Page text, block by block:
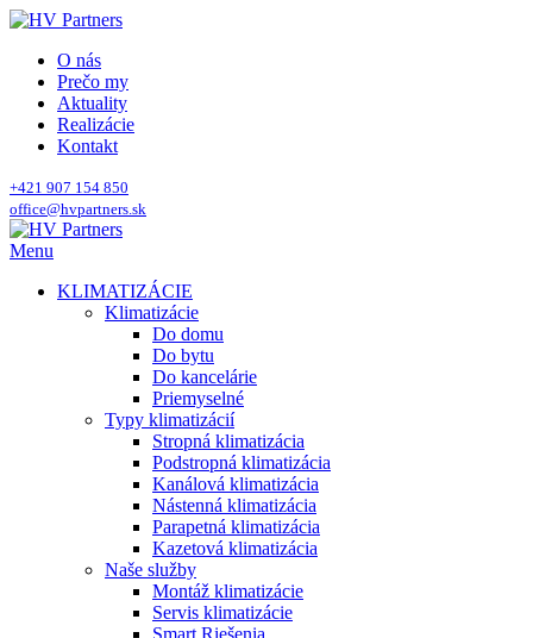
O nás
Prečo my
Aktuality
Realizácie
Kontakt
+421 907 154 850
office@hvpartners.sk
Menu
KLIMATIZÁCIE
Klimatizácie
Do domu
Do bytu
Do kancelárie
Priemyselné
Typy klimatizácií
Stropná klimatizácia
Podstropná klimatizácia
Kanálová klimatizácia
Nástenná klimatizácia
Parapetná klimatizácia
Kazetová klimatizácia
Naše služby
Montáž klimatizácie
Servis klimatizácie
Smart Riešenia